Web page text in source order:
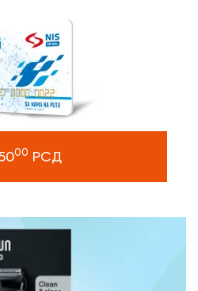
00 РСД